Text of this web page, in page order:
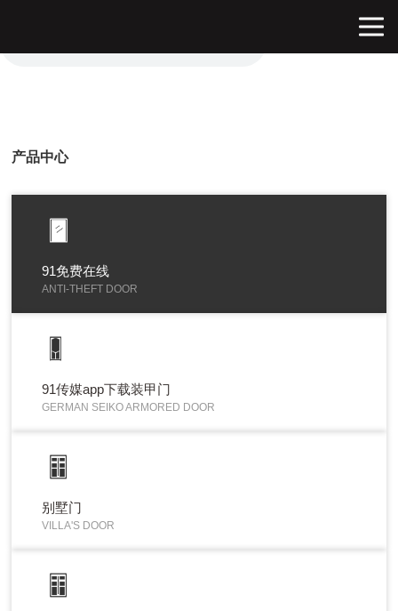
产品中心
91免费在线
ANTI-THEFT DOOR
91传媒app下载装甲门
GERMAN SEIKO ARMORED DOOR
别墅门
VILLA'S DOOR